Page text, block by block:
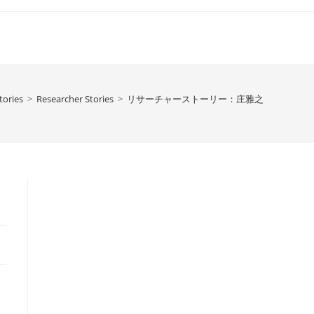
> Researcher Stories > リサーチャーストーリー：庄雅之